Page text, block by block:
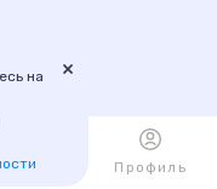
ИПОТЕКА
на
×
Профиль